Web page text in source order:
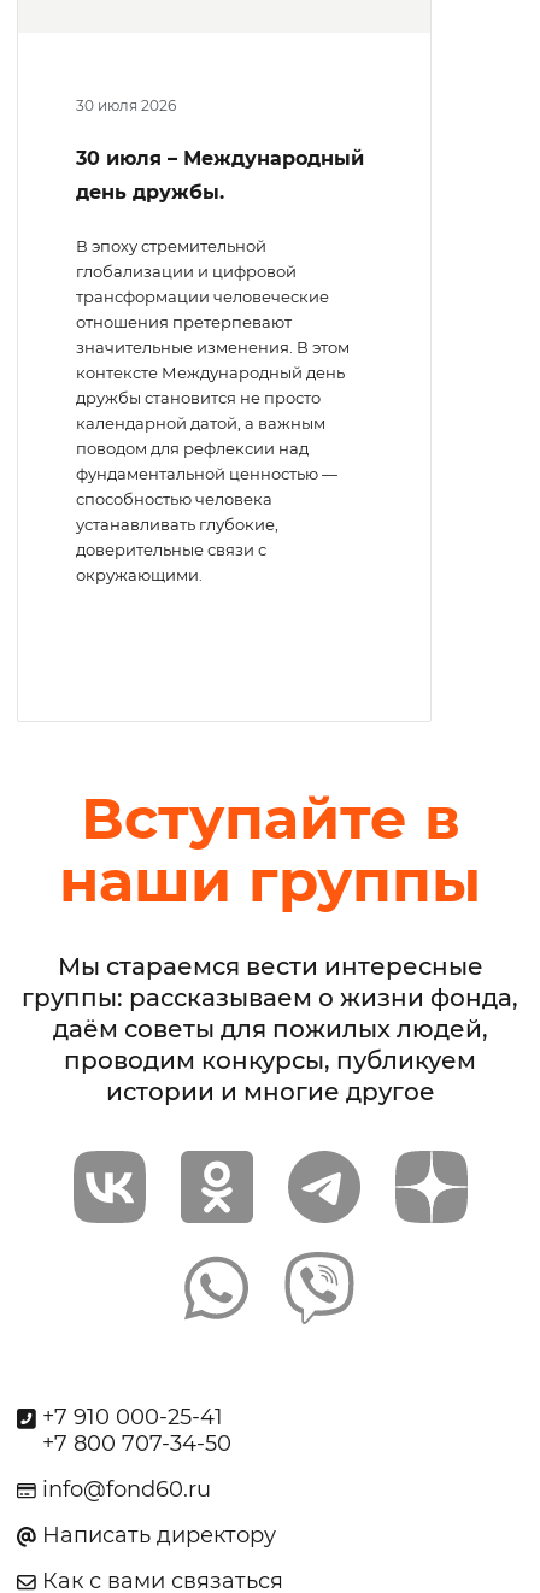
30 июля 2026
30 июля – Международный
день дружбы.
В эпоху стремительной
глобализации и цифровой
трансформации человеческие
отношения претерпевают
значительные изменения. В этом
контексте Международный день
дружбы становится не просто
календарной датой, а важным
поводом для рефлексии над
фундаментальной ценностью —
способностью человека
устанавливать глубокие,
доверительные связи с
окружающими.
Вступайте в
наши группы
Мы стараемся вести интересные
группы: рассказываем о жизни фонда,
даём советы для пожилых людей,
проводим конкурсы, публикуем
истории и многие другое
+7 910 000-25-41
+7 800 707-34-50
info@fond60.ru
Написать директору
Как с вами связаться